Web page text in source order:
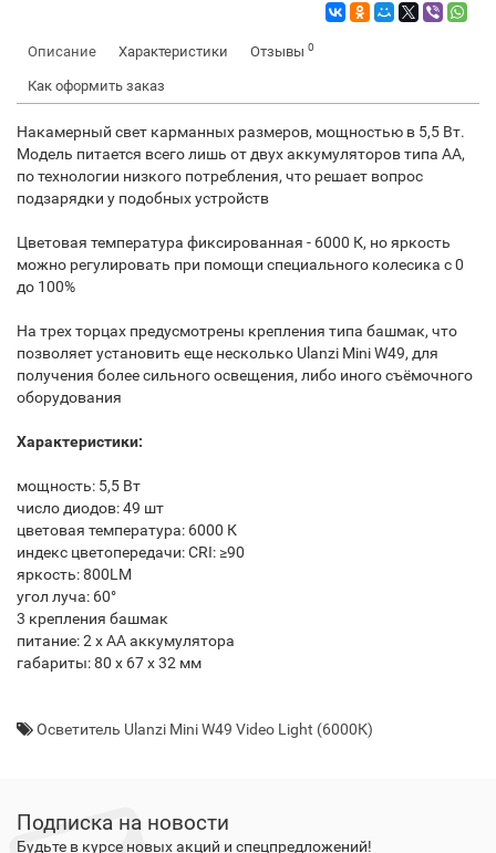
Описание Характеристики Отзывы 0
Как оформить заказ
Накамерный свет карманных размеров, мощностью в 5,5 Вт.
Модель питается всего лишь от двух аккумуляторов типа АА,
по технологии низкого потребления, что решает вопрос
подзарядки у подобных устройств
Цветовая температура фиксированная - 6000 К, но яркость
можно регулировать при помощи специального колесика с 0
до 100%
На трех торцах предусмотрены крепления типа башмак, что
позволяет установить еще несколько Ulanzi Mini W49, для
получения более сильного освещения, либо иного съёмочного
оборудования
Характеристики:
мощность: 5,5 Вт
число диодов: 49 шт
цветовая температура: 6000 К
индекс цветопередачи: CRI: ≥90
яркость: 800LM
угол луча: 60°
3 крепления башмак
питание: 2 х АА аккумулятора
габариты: 80 x 67 x 32 мм
Осветитель Ulanzi Mini W49 Video Light (6000К)
Подписка на новости
Будьте в курсе новых акций и спецпредложений!